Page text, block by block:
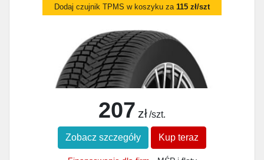
Dodaj czujnik TPMS w koszyku za 115 zł/szt
207 zł /szt.
Zobacz szczegóły Kup teraz